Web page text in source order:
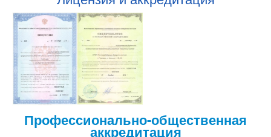
Профессионально-общественная
аккредитация